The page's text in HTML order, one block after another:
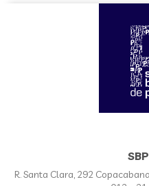
R. Santa Clara, 292